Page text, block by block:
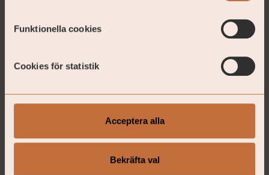
Funktionella cookies
Cookies för statistik
Acceptera alla
Bekräfta val